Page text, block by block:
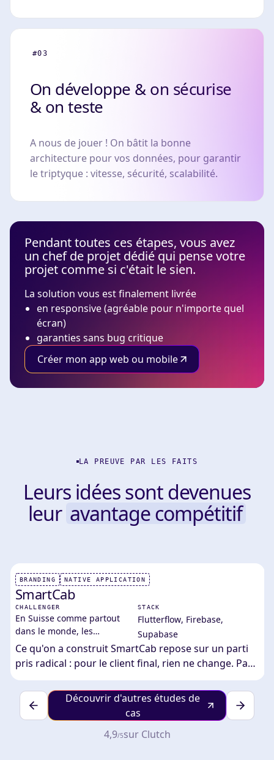
#03
On développe & on sécurise
& on teste
A nous de jouer ! On bâtit la bonne
architecture pour vos données, pour garantir
le triptyque : vitesse, sécurité, scalabilité.
Pendant toutes ces étapes, vous avez
un chef de projet dédié qui pense votre
projet comme si c'était le sien.
La solution vous est finalement livrée
en responsive (agréable pour n'importe quel
écran)
garanties sans bug critique
Créer mon app web ou mobile
LA PREUVE PAR LES FAITS
Leurs idées sont devenues
leur avantage compétitif
BRANDING NATIVE APPLICATION
SmartCab
CHALLENGER
En Suisse comme partout
dans le monde, les
chauffeurs de taxi
indépendants subissent la
même réalité : des
plateformes de transport à la
demande qui fixent les tarifs,
imposent leurs règles, et…
STACK
Flutterflow, Firebase,
Supabase
Ce qu'on a construit SmartCab repose sur un parti
pris radical : pour le client final, rien ne change. Pas
de nouvelle app à télécharger, pas de compte à créer,
pas d'interface à apprendre. Il envoie un message
WhatsApp à son chauffeur, comme il l'a toujours fait.
Derrière ce message, une machine complète se met
en route : un moteur IA traite la demande, calcule le
Découvrir d'autres études de
cas
4,9/5sur Clutch